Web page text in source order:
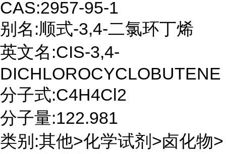
CAS:2957-95-1
别名:顺式-3,4-二氯环丁烯
英文名:CIS-3,4-
DICHLOROCYCLOBUTENE
分子式:C4H4Cl2
分子量:122.981
类别:其他>化学试剂>卤化物>